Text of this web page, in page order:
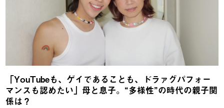
「YouTubeも、ゲイであることも、ドラァグパフォー
マンスも認めたい」母と息子。“多様性”の時代の親子関
係は？